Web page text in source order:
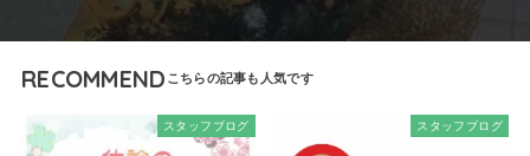
RECOMMEND
スタッフブログ スタッフブログ